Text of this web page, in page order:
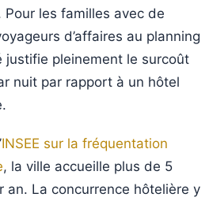
les familles avec de
d’affaires au planning
justifie pleinement le surcoût
nuit par rapport à un hôtel
INSEE sur la fréquentation
, la ville accueille plus de 5
an. La concurrence hôtelière y